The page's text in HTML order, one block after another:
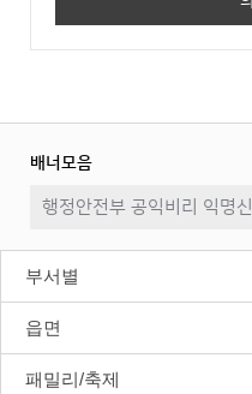
배너모음
행정안전부 공익비리 익명
부서별
읍면
패밀리/축제